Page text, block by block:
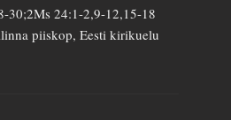
30;2Ms 24:1-2,9-12,15-18
piiskop, Eesti kirikuelu